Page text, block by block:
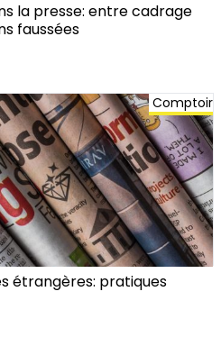
la presse: entre cadrage
faussées
Comptoir
étrangères: pratiques